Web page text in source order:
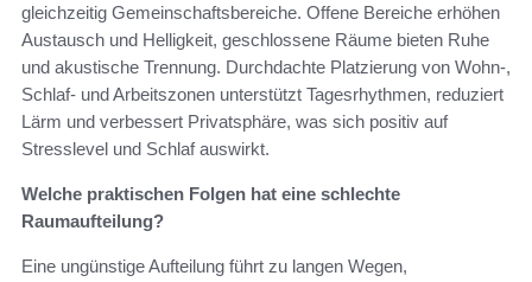
gleichzeitig Gemeinschaftsbereiche. Offene Bereiche erhöhen
Austausch und Helligkeit, geschlossene Räume bieten Ruhe
und akustische Trennung. Durchdachte Platzierung von Wohn-,
Schlaf- und Arbeitszonen unterstützt Tagesrhythmen, reduziert
Lärm und verbessert Privatsphäre, was sich positiv auf
Stresslevel und Schlaf auswirkt.
Welche praktischen Folgen hat eine schlechte
Raumaufteilung?
Eine ungünstige Aufteilung führt zu langen Wegen,